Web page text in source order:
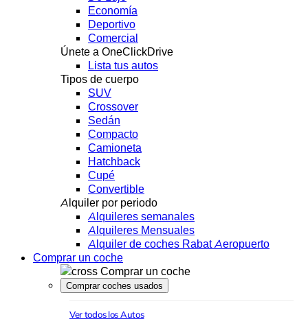
Economía
Deportivo
Comercial
Únete a OneClickDrive
Lista tus autos
Tipos de cuerpo
SUV
Crossover
Sedán
Compacto
Camioneta
Hatchback
Cupé
Convertible
Alquiler por periodo
Alquileres semanales
Alquileres Mensuales
Alquiler de coches Rabat Aeropuerto
Comprar un coche
Comprar un coche
Comprar coches usados
Ver todos los Autos